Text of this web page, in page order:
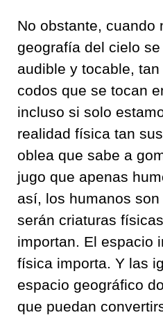
No obstante, cuando
geografía del cielo se
audible y tocable,
codos que se tocan
incluso si solo
realidad física tan
oblea que sabe a
jugo que apenas
así, los humanos
serán criaturas
importan. El espacio
física importa. Y las
espacio geográfico
que puedan